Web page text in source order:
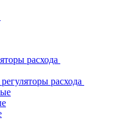
расхода
расхода